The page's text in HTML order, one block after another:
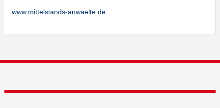
www.mittelstands-anwaelte.de